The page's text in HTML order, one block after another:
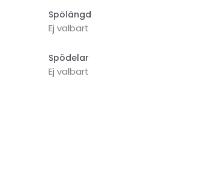
Spölängd
Ej valbart
Spödelar
Ej valbart